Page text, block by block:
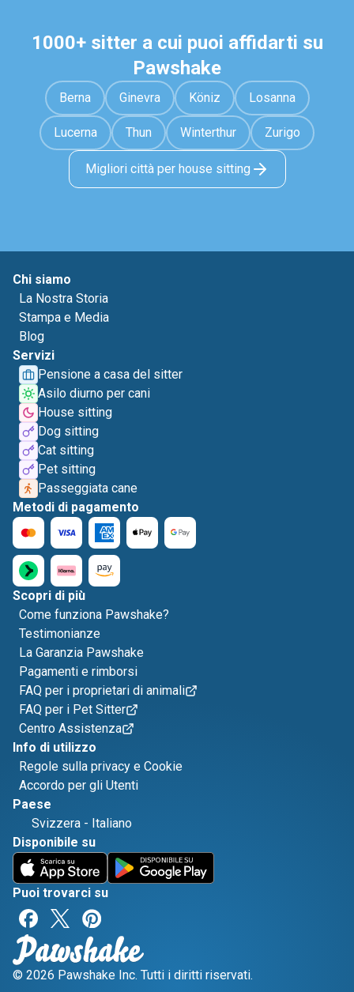
1000+ sitter a cui puoi affidarti su
Pawshake
Berna Ginevra Köniz Losanna
Lucerna Thun Winterthur Zurigo
Migliori città per house sitting
Chi siamo
La Nostra Storia
Stampa e Media
Blog
Servizi
Pensione a casa del sitter
Asilo diurno per cani
House sitting
Dog sitting
Cat sitting
Pet sitting
Passeggiata cane
Metodi di pagamento
Scopri di più
Come funziona Pawshake?
Testimonianze
La Garanzia Pawshake
Pagamenti e rimborsi
FAQ per i proprietari di animali
FAQ per i Pet Sitter
Centro Assistenza
Info di utilizzo
Regole sulla privacy e Cookie
Accordo per gli Utenti
Paese
Svizzera - Italiano
Disponibile su
Puoi trovarci su
© 2026 Pawshake Inc. Tutti i diritti riservati.